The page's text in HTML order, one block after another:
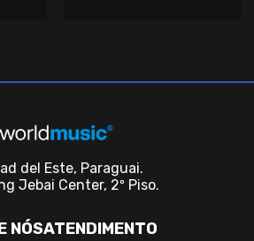
del Este, Paraguai.
Jebai Center, 2º Piso.
NÓSATENDIMENTO